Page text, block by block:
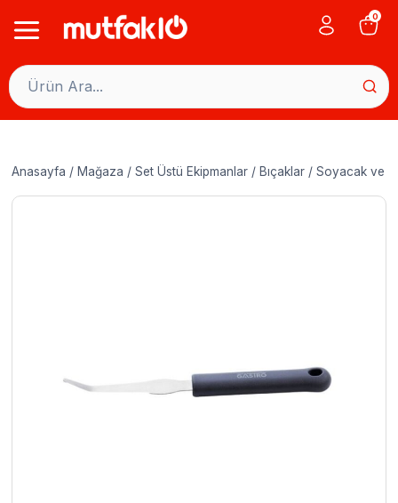
0
Anasayfa / Mağaza / Set Üstü Ekipmanlar / Bıçaklar / Soyacak ve